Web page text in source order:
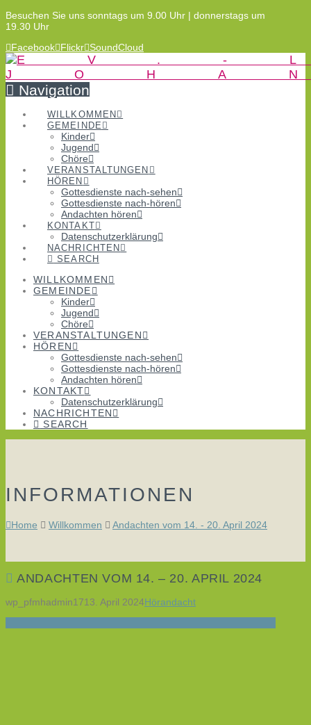
Besuchen Sie uns sonntags um 9.00 Uhr | donnerstags um
19.30 Uhr
Facebook Flickr SoundCloud
Navigation
WILLKOMMEN
GEMEINDE
Kinder
Jugend
Chöre
VERANSTALTUNGEN
HÖREN
Gottesdienste nach-sehen
Gottesdienste nach-hören
Andachten hören
KONTAKT
Datenschutzerklärung
NACHRICHTEN
SEARCH
WILLKOMMEN
GEMEINDE
Kinder
Jugend
Chöre
VERANSTALTUNGEN
HÖREN
Gottesdienste nach-sehen
Gottesdienste nach-hören
Andachten hören
KONTAKT
Datenschutzerklärung
NACHRICHTEN
SEARCH
INFORMATIONEN
Home Willkommen Andachten vom 14. - 20. April 2024
ANDACHTEN VOM 14. – 20. APRIL 2024
wp_pfmhadmin1713. April 2024Hörandacht